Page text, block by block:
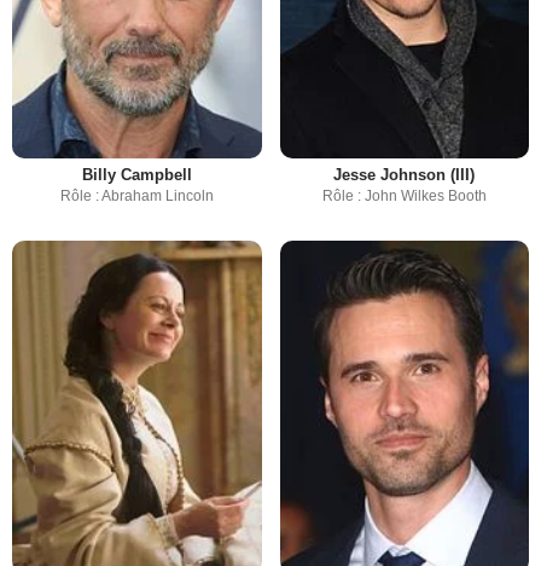
Billy Campbell
Rôle : Abraham Lincoln
Jesse Johnson (III)
Rôle : John Wilkes Booth